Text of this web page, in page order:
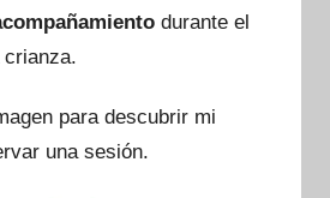
durante el
para descubrir mi
una sesión.